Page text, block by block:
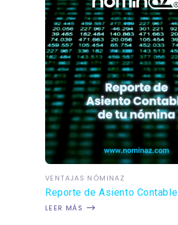
VENTAJAS NÓMINAZ
Reporte de Asiento Contable
LEER MÁS